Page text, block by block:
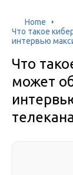
Home
Что такое
интервью
Что
может